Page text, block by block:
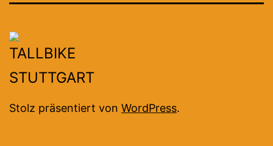
Stolz präsentiert von WordPress.